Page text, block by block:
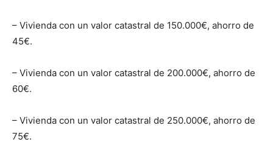
– Vivienda con un valor catastral de 150.000€, ahorro de
45€.
– Vivienda con un valor catastral de 200.000€, ahorro de
60€.
– Vivienda con un valor catastral de 250.000€, ahorro de
75€.